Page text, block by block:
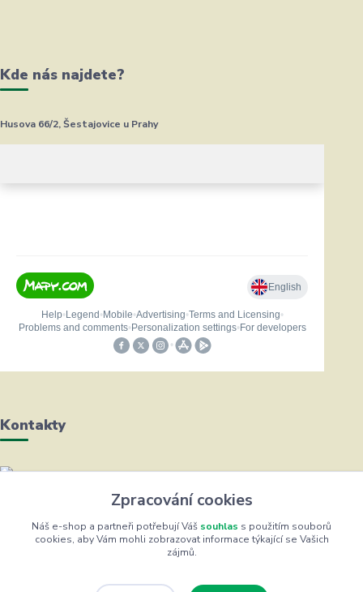
Kde nás najdete?
Husova 66/2, Šestajovice u Prahy
Kontakty
Helena Bayerová
+420 604 711 491
(Po-Čt, 8-16 hod.)
Zpracování cookies
Náš e-shop a partneři potřebují Váš souhlas s použitím souborů
cookies, aby Vám mohli zobrazovat informace týkající se Vašich
zájmů.